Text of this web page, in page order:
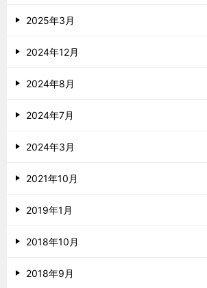
2025年3月
2024年12月
2024年8月
2024年7月
2024年3月
2021年10月
2019年1月
2018年10月
2018年9月